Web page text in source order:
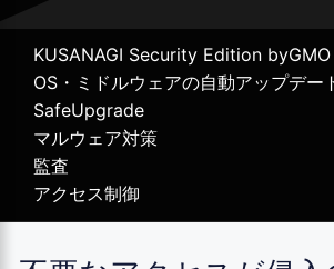
KUSANAGI Security Edition byGMO
OS・ミドルウェアの自動アップデー
SafeUpgrade
マルウェア対策
監査
アクセス制御